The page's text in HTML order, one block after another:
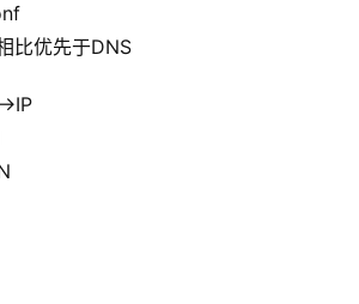
优先于DNS